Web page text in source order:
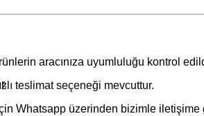
aracınıza uyumluluğu kontrol
teslimat seçeneği mevcuttur.
Whatsapp üzerinden bizimle iletişime